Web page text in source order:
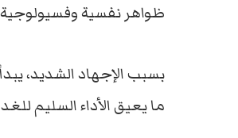
ظواهر نفسية وفسيولوجية
بسبب الإجهاد الشديد،
ما يعيق الأداء السليم